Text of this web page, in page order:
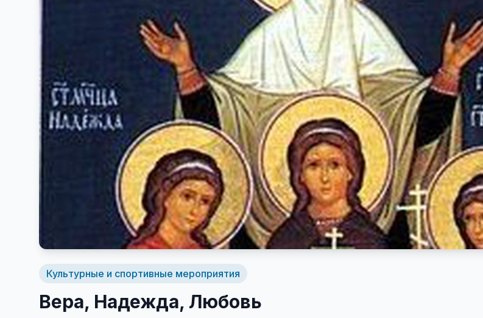
Культурные и спортивные мероприятия
Вера, Надежда, Любовь